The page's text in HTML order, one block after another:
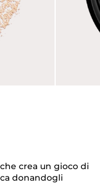
crea un gioco di
donandogli